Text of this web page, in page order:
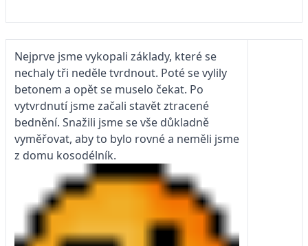
Nejprve jsme vykopali základy, které se
nechaly tři neděle tvrdnout. Poté se vylily
betonem a opět se muselo čekat. Po
vytvrdnutí jsme začali stavět ztracené
bednění. Snažili jsme se vše důkladně
vyměřovat, aby to bylo rovné a neměli jsme
z domu kosodélník.